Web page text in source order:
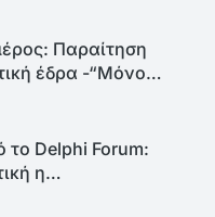
Παραίτηση
έδρα -“Μόνο…
Delphi Forum:
η…